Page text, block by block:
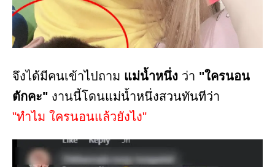
จึงได้มีคนเข้าไปถาม แม่น้ำหนึ่ง ว่า "ใครนอน
ตักคะ" งานนี้โดนแม่น้ำหนึ่งสวนทันทีว่า
"ทำไม ใครนอนแล้วยังไง"